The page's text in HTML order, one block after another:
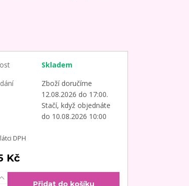
Skladem
Zboží doručíme
12.08.2026 do 17:00.
Stačí, když objednáte
do 10.08.2026 10:00
DPH
Kč
Přidat do košíku